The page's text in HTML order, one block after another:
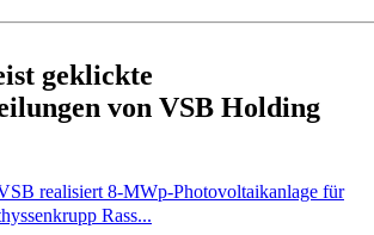
geklickte
von VSB Holding
realisiert 8-MWp-Photovoltaikanlage für
Rass...